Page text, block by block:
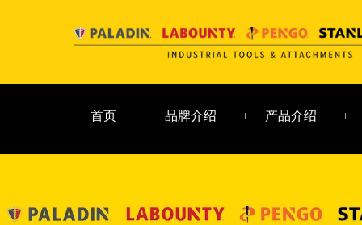
首页 品牌介绍 产品介绍